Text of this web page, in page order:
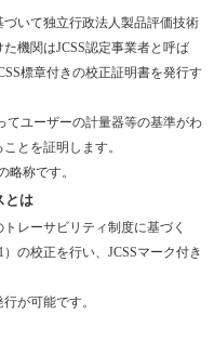
いて独立行政法人製品評価技術
た機関はJCSS認定事業者と呼ば
標章付きの校正証明書を発行す
てユーザーの計量器等の基準がわ
とを証明します。
略称です。
とは
レーサビリティ制度に基づく
）の校正を行い、 JCSSマーク付き
が可能です。